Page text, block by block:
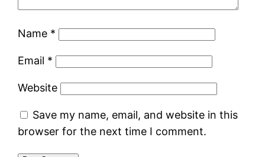
Name *
Email *
Website
Save my name, email, and website in this
browser for the next time I comment.